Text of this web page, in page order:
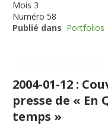
Mois 3
Numéro 58
Publié dans Portfolios
2004-01-12 :
presse de « En
temps »